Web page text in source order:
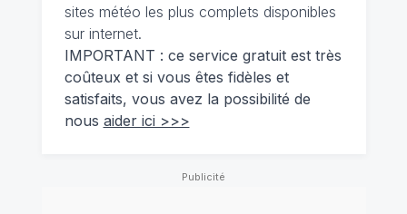
sites météo les plus complets disponibles
sur internet.
IMPORTANT : ce service gratuit est très
coûteux et si vous êtes fidèles et
satisfaits, vous avez la possibilité de
nous aider ici >>>